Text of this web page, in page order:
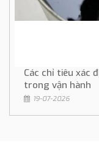
Các chỉ tiêu xác
trong vận hành
19-07-2026